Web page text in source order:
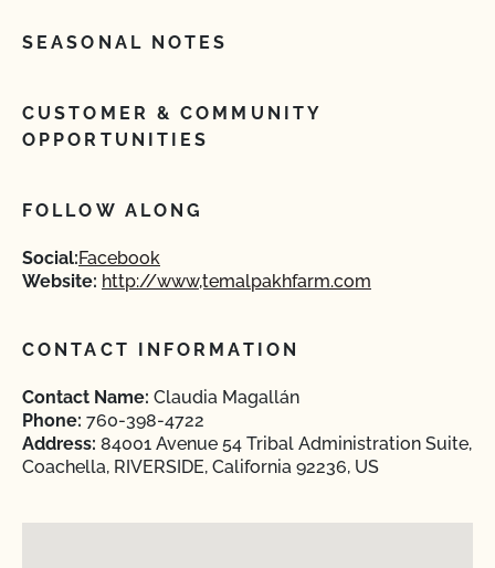
SEASONAL NOTES
CUSTOMER & COMMUNITY
OPPORTUNITIES
FOLLOW ALONG
Social:Facebook
Website: http://www,temalpakhfarm.com
CONTACT INFORMATION
Contact Name: Claudia Magallán
Phone: 760-398-4722
Address: 84001 Avenue 54 Tribal Administration Suite,
Coachella, RIVERSIDE, California 92236, US